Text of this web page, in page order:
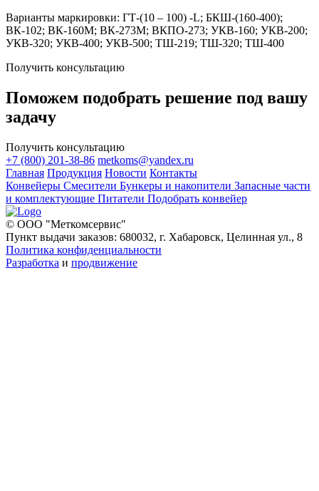
Варианты маркировки: ГТ-(10 – 100) -L; БКШ-(160-400);
ВК-102; ВК-160М; ВК-273М; ВКПО-273; УКВ-160; УКВ-200;
УКВ-320; УКВ-400; УКВ-500; ТШ-219; ТШ-320; ТШ-400
Получить консультацию
Поможем подобрать решение под вашу
задачу
Получить консультацию
+7 (800) 201-38-86 metkoms@yandex.ru
Главная Продукция Новости Контакты
Конвейеры Смесители Бункеры и накопители Запасные части
и комплектующие Питатели Подобрать конвейер
© ООО "Меткомсервис"
Пункт выдачи заказов: 680032, г. Хабаровск, Целинная ул., 8
Политика конфиденциальности
Разработка и продвижение